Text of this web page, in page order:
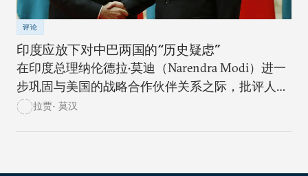
评论
印度应放下对中巴两国的“历史疑虑”
在印度总理纳伦德拉•莫迪（Narendra Modi）进一
步巩固与美国的战略合作伙伴关系之际，批评人士
和怀疑论者也对印度亲美战略的代价产生了质疑。
拉贾• 莫汉